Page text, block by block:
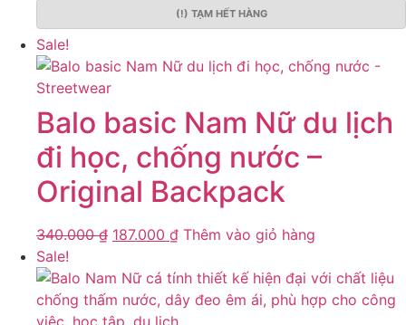
(!) TẠM HẾT HÀNG
Sale!
Balo basic Nam Nữ du lịch
đi học, chống nước –
Original Backpack
340.000₫ 187.000 ₫ Thêm vào giỏ hàng
Sale!